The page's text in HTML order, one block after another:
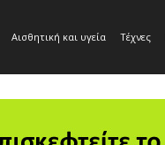
Αισθητική και υγεία Τέχνες